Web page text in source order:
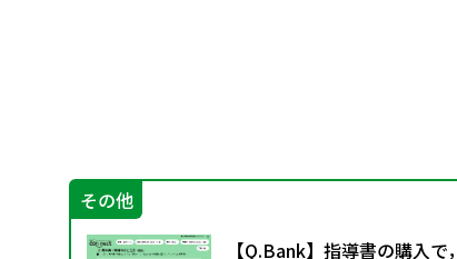
その他
【Q.Bank】指導書の購入で